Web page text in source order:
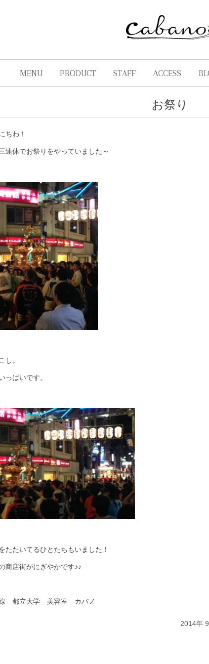
MENU PRODUCT STAFF ACCESS
お祭り
ちわ！
連休でお祭りをやっていました～
し。
っぱいです。
たたいてるひとたちもいました！
商店街がにぎやかです♪♪
都立大学 美容室 カバノ
2014年